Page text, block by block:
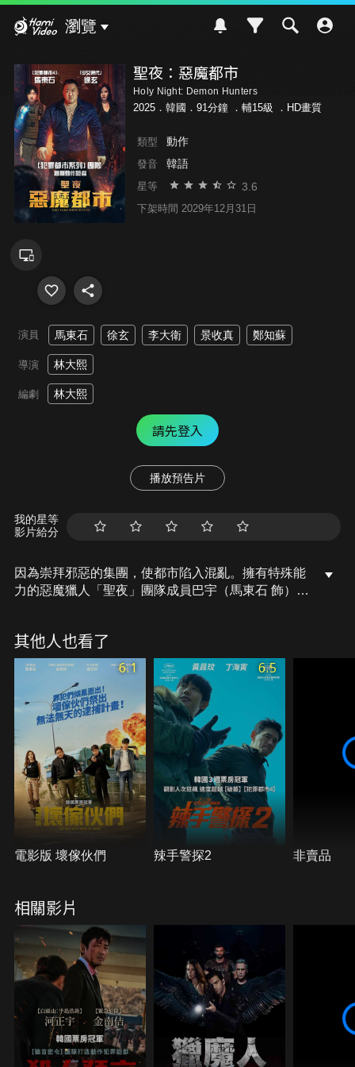
瀏覽
聖夜：惡魔都市
Holy Night: Demon Hunters
2025．韓國．91分鐘 ． 輔15級 ．HD畫質
類型 動作
發音 韓語
星等 3.6
下架時間 2029年12月31日
演員 馬東石 徐玄 李大衛 景收真 鄭知蘇
導演 林大熙
編劇 林大熙
請先登入
播放預告片
我的星等
影片給分
因為崇拜邪惡的集團，使都市陷入混亂。擁有特殊能
力的惡魔獵人「聖夜」團隊成員巴宇（馬東石 飾）、
其他人也看了
6.1
電影版 壞傢伙們
6.5
辣手警探2 非賣品
相關影片